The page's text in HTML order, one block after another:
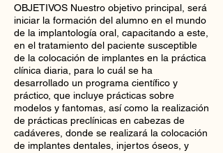
OBJETIVOS Nuestro objetivo principal, será
iniciar la formación del alumno en el mundo
de la implantología oral, capacitando a este,
en el tratamiento del paciente susceptible
de la colocación de implantes en la práctica
clínica diaria, para lo cuál se ha
desarrollado un programa científico y
práctico, que incluye prácticas sobre
modelos y fantomas, así como la realización
de prácticas preclínicas en cabezas de
cadáveres, donde se realizará la colocación
de implantes dentales, injertos óseos, y